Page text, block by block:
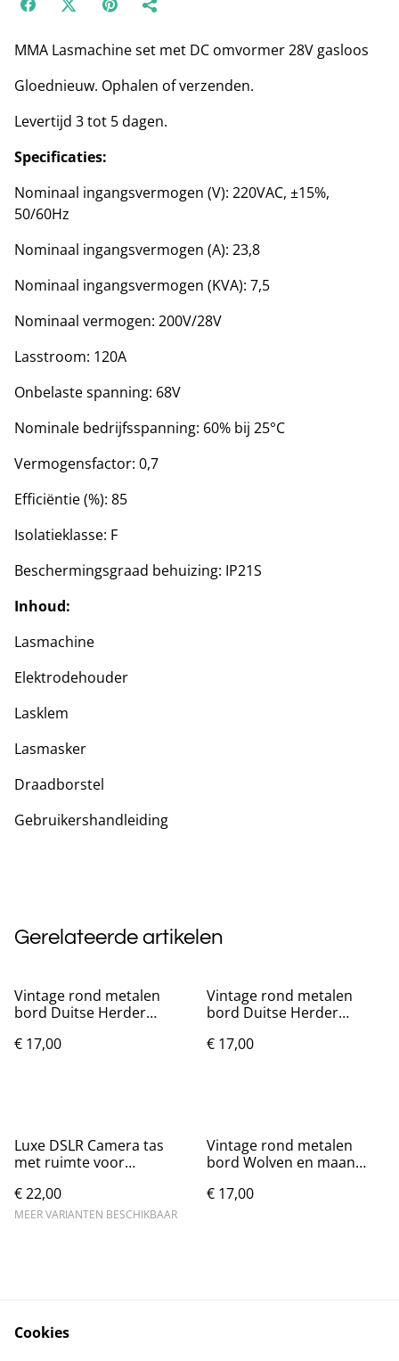
MMA Lasmachine set met DC omvormer 28V gasloos
Gloednieuw. Ophalen of verzenden.
Levertijd 3 tot 5 dagen.
Specificaties:
Nominaal ingangsvermogen (V): 220VAC, ±15%,
50/60Hz
Nominaal ingangsvermogen (A): 23,8
Nominaal ingangsvermogen (KVA): 7,5
Nominaal vermogen: 200V/28V
Lasstroom: 120A
Onbelaste spanning: 68V
Nominale bedrijfsspanning: 60% bij 25°C
Vermogensfactor: 0,7
Efficiëntie (%): 85
Isolatieklasse: F
Beschermingsgraad behuizing: IP21S
Inhoud:
Lasmachine
Elektrodehouder
Lasklem
Lasmasker
Draadborstel
Gebruikershandleiding
Gerelateerde artikelen
Vintage rond metalen
bord Duitse Herder
€ 17,00
Vintage rond metalen
bord Duitse Herder
€ 17,00
Luxe DSLR Camera tas
met ruimte voor
€ 22,00
MEER VARIANTEN BESCHIKBAAR
Vintage rond metalen
bord Wolven en maan
€ 17,00
Cookies